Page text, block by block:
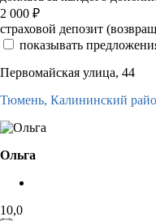
2 000 ₽
страховой депозит
показывать
Первомайская улица, 44
Тюмень, Калининский
Ольга
10,0